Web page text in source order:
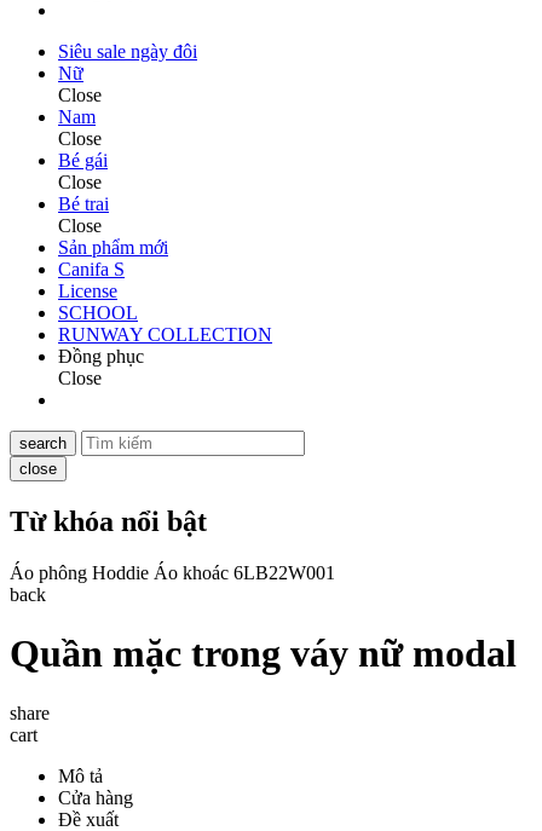
Siêu sale ngày đôi
Nữ
Close
Nam
Close
Bé gái
Close
Bé trai
Close
Sản phẩm mới
Canifa S
License
SCHOOL
RUNWAY COLLECTION
Đồng phục
Close
search
close
Từ khóa nổi bật
Áo phông Hoddie Áo khoác 6LB22W001
back
Quần mặc trong váy nữ modal
share
cart
Mô tả
Cửa hàng
Đề xuất